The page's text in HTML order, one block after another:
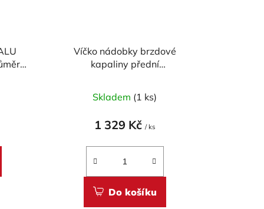
Víčko nádobky brzdové
kapaliny přední
Skladem (1 ks)
1 329 Kč / ks
Do košíku